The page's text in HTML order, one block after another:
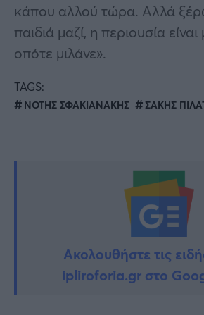
κάπου αλλού τώρα. Αλλά
παιδιά μαζί, η περιουσία είναι
οπότε μιλάνε».
TAGS:
ΝΟΤΗΣ ΣΦΑΚΙΑΝΑΚΗΣ ΣΑΚΗΣ
Ακολουθήστε τις
ipliroforia.gr στο